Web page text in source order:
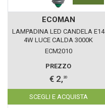
ECOMAN
LAMPADINA LED CANDELA E14
4W LUCE CALDA 3000K
ECOMAN VETRO TRASPARENTE
ECM2010
PREZZO
€ 2, 20
SCEGLI E ACQUISTA